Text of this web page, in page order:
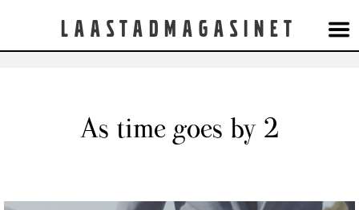
Laastadmagasinet
As time goes by 2